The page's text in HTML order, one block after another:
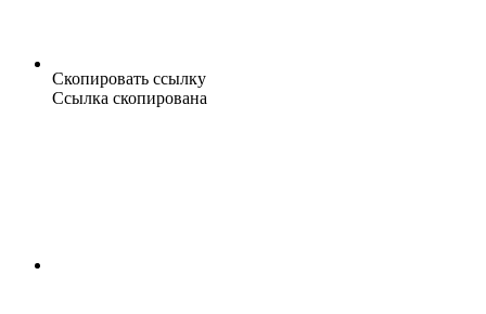
Скопировать ссылку
Ссылка скопирована